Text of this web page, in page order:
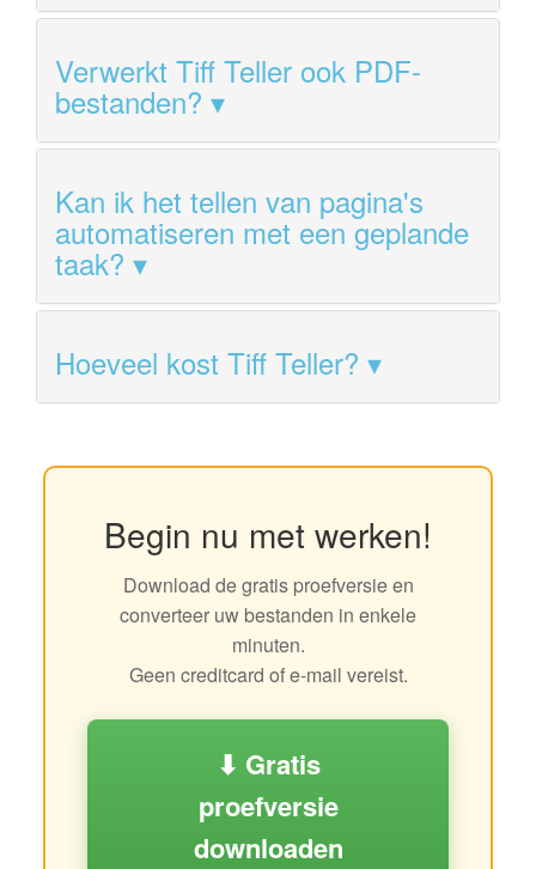
Verwerkt Tiff Teller ook PDF-
bestanden?
Kan ik het tellen van pagina's
automatiseren met een geplande
taak?
Hoeveel kost Tiff Teller?
Begin nu met werken!
Download de gratis proefversie en
converteer uw bestanden in enkele
minuten.
Geen creditcard of e-mail vereist.
⬇ Gratis
proefversie
downloaden